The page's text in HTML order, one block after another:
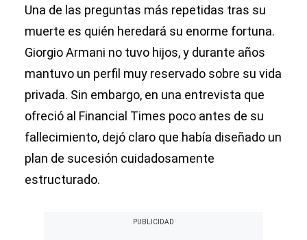
Una de las preguntas más repetidas tras su
muerte es quién heredará su enorme fortuna.
Giorgio Armani no tuvo hijos, y durante años
mantuvo un perfil muy reservado sobre su vida
privada. Sin embargo, en una entrevista que
ofreció al Financial Times poco antes de su
fallecimiento, dejó claro que había diseñado un
plan de sucesión cuidadosamente
estructurado.